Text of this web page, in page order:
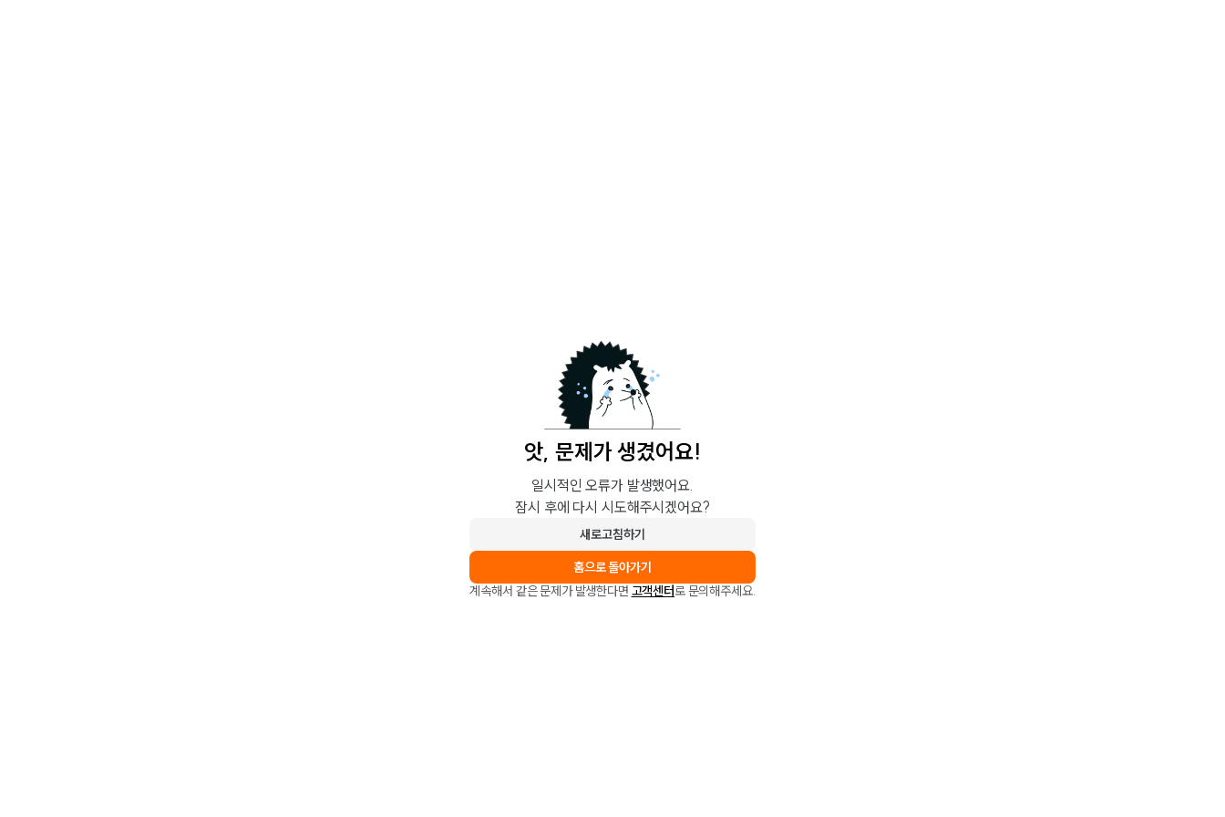
앗, 문제가 생겼어요!
일시적인 오류가 발생했어요.
잠시 후에 다시 시도해주시겠어요?
새로고침하기
홈으로 돌아가기
계속해서 같은 문제가 발생한다면 고객센터로 문의해주세요.